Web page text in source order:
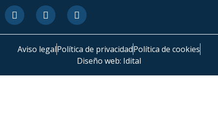
Aviso legalPolítica de privacidadPolítica de cookies
Diseño web: Idital